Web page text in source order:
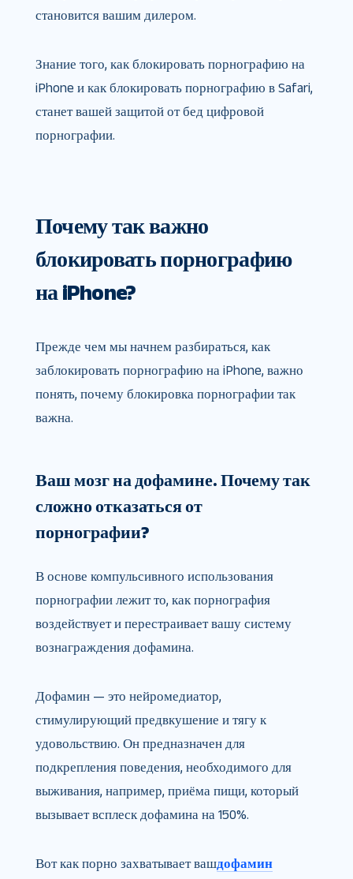
становится вашим дилером.
Знание того, как блокировать порнографию на
iPhone и как блокировать порнографию в Safari,
станет вашей защитой от бед цифровой
порнографии.
Почему так важно
блокировать порнографию
на iPhone?
Прежде чем мы начнем разбираться, как
заблокировать порнографию на iPhone, важно
понять, почему блокировка порнографии так
важна.
Ваш мозг на дофамине. Почему так
сложно отказаться от
порнографии?
В основе компульсивного использования
порнографии лежит то, как порнография
воздействует и перестраивает вашу систему
вознаграждения дофамина.
Дофамин — это нейромедиатор,
стимулирующий предвкушение и тягу к
удовольствию. Он предназначен для
подкрепления поведения, необходимого для
выживания, например, приёма пищи, который
вызывает всплеск дофамина на 150%.
Вот как порно захватывает вашдофамин